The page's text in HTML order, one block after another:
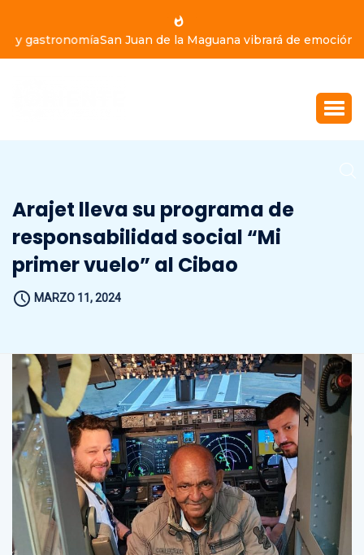
San Juan de la Maguana vibrará de emoción este domingo
9 de agosto, con Yiyo Sarante, Eddy Herrera y Bulín 47
Arajet lleva su programa de
responsabilidad social “Mi
primer vuelo” al Cibao